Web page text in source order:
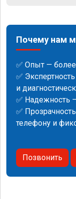
Почему нам
✅ Опыт —
✅
и
✅ Надежность
✅
телефону и
Позвонить